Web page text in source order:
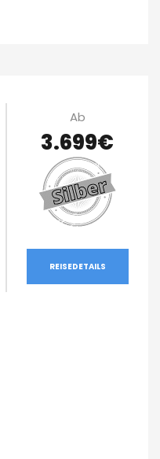
Ab
3.699€
REISEDETAILS